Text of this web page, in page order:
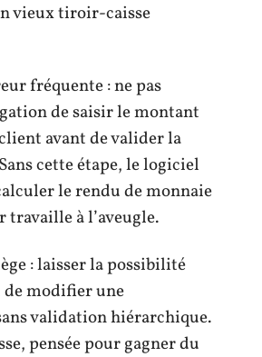
vieux tiroir-caisse
fréquente : ne pas
de saisir le montant
avant de valider la
cette étape, le logiciel
le rendu de monnaie
travaille à l’aveugle.
: laisser la possibilité
de modifier une
validation hiérarchique.
pensée pour gagner du